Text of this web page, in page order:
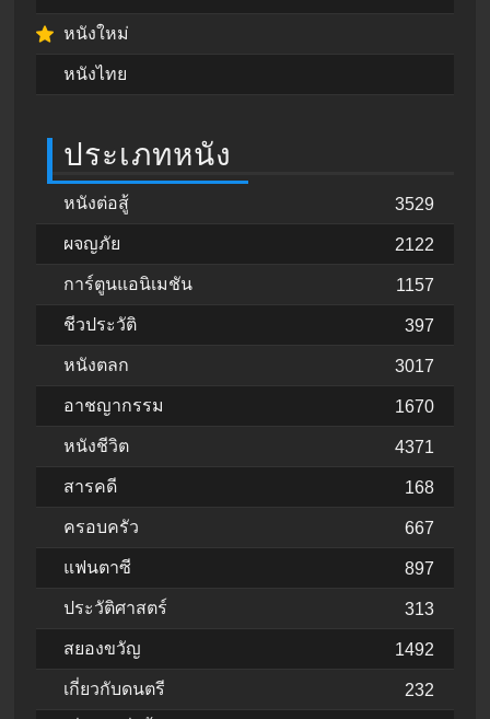
หนังใหม่
หนังไทย
ประเภทหนัง
หนังต่อสู้ 3529
ผจญภัย 2122
การ์ตูนแอนิเมชัน 1157
ชีวประวัติ 397
หนังตลก 3017
อาชญากรรม 1670
หนังชีวิต 4371
สารคดี 168
ครอบครัว 667
แฟนตาซี 897
ประวัติศาสตร์ 313
สยองขวัญ 1492
เกี่ยวกับดนตรี 232